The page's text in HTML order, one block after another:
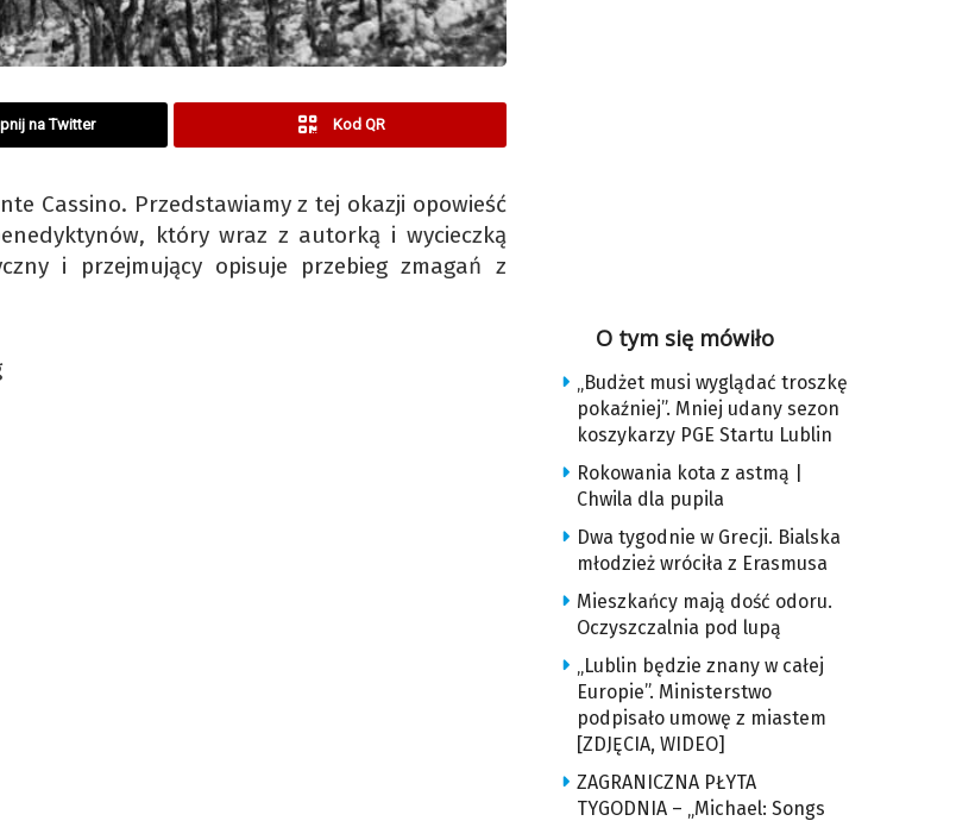
na Twitter Kod QR
Cassino. Przedstawiamy z tej okazji opowieść
który wraz z autorką i wycieczką
i przejmujący opisuje przebieg zmagań z
O tym się mówiło
„Budżet musi wyglądać troszkę
pokaźniej”. Mniej udany sezon
koszykarzy PGE Startu Lublin
Rokowania kota z astmą |
Chwila dla pupila
Dwa tygodnie w Grecji. Bialska
młodzież wróciła z Erasmusa
Mieszkańcy mają dość odoru.
Oczyszczalnia pod lupą
„Lublin będzie znany w całej
Europie”. Ministerstwo
podpisało umowę z miastem
[ZDJĘCIA, WIDEO]
ZAGRANICZNA PŁYTA
TYGODNIA – „Michael: Songs